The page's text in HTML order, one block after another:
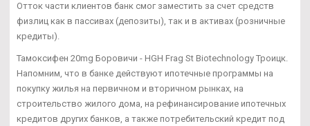
Отток части клиентов банк смог заместить за счет средств
физлиц как в пассивах (депозиты), так и в активах (розничные
кредиты).
Тамоксифен 20mg Боровичи - HGH Frag St Biotechnology Троицк.
Напомним, что в банке действуют ипотечные программы на
покупку жилья на первичном и вторичном рынках, на
строительство жилого дома, на рефинансирование ипотечных
кредитов других банков, а также потребительский кредит под